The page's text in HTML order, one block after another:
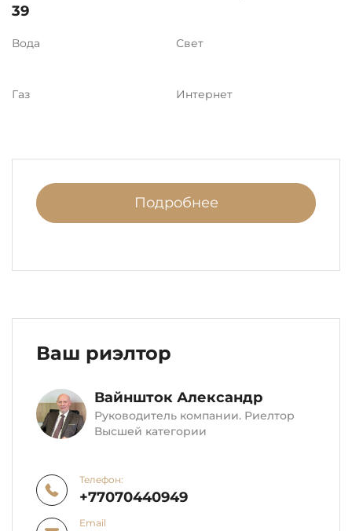
39
Вода Свет
Газ Интернет
Подробнее
Ваш риэлтор
Вайншток Александр
Руководитель компании. Риелтор
Высшей категории
Телефон:
+77070440949
Email